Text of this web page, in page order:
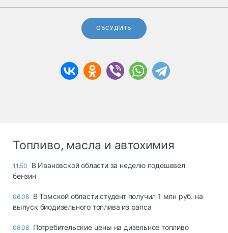
ОБСУДИТЬ
Топливо, масла и автохимия
11:50
В Ивановской области за неделю подешевел
бензин
06.08 В Томской области студент получил 1 млн руб. на
выпуск биодизельного топлива из рапса
06.08 Потребительские цены на дизельное топливо